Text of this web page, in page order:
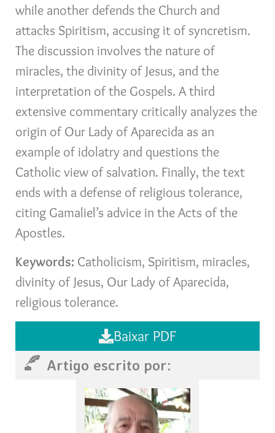
while another defends the Church and
attacks Spiritism, accusing it of syncretism.
The discussion involves the nature of
miracles, the divinity of Jesus, and the
interpretation of the Gospels. A third
extensive commentary critically analyzes the
origin of Our Lady of Aparecida as an
example of idolatry and questions the
Catholic view of salvation. Finally, the text
ends with a defense of religious tolerance,
citing Gamaliel’s advice in the Acts of the
Apostles.
Keywords: Catholicism, Spiritism, miracles,
divinity of Jesus, Our Lady of Aparecida,
religious tolerance.
Baixar PDF
Artigo escrito por: